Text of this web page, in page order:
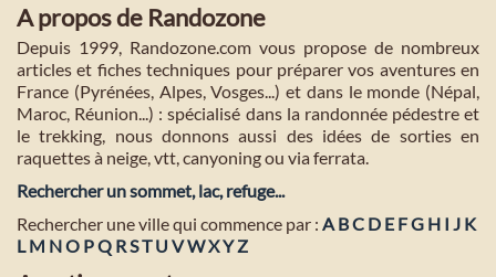
A propos de Randozone
Depuis 1999, Randozone.com vous propose de nombreux
articles et fiches techniques pour préparer vos aventures en
France (Pyrénées, Alpes, Vosges...) et dans le monde (Népal,
Maroc, Réunion...) : spécialisé dans la randonnée pédestre et
le trekking, nous donnons aussi des idées de sorties en
raquettes à neige, vtt, canyoning ou via ferrata.
Rechercher un sommet, lac, refuge...
Rechercher une ville qui commence par : A BC D E FG H I J K
L M NO PQ RST U VWXYZ